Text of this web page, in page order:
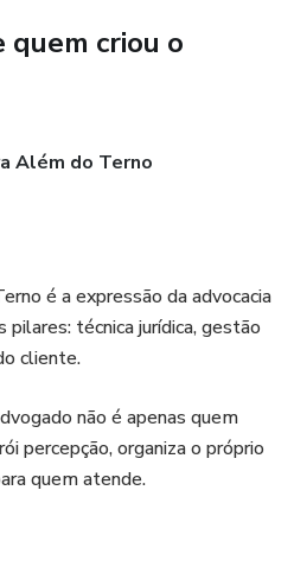
com clareza e
jurídico ético e
com atendimento que
que geram
propósito e futuro da
quem criou o
Além do Terno
é a expressão da advocacia
técnica jurídica, gestão
cliente.
não é apenas quem
percepção, organiza o próprio
quem atende.